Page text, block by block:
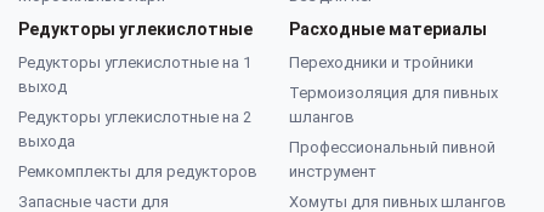
Редукторы углекислотные
Редукторы углекислотные на 1
выход
Редукторы углекислотные на 2
выхода
Ремкомплекты для редукторов
Запасные части для
Расходные материалы
Переходники и тройники
Термоизоляция для пивных
шлангов
Профессиональный пивной
инструмент
Хомуты для пивных шлангов